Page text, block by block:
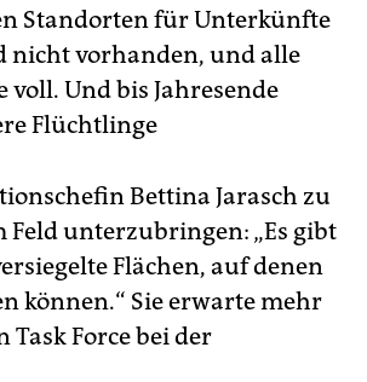
Standorten für Unterkünfte
nicht vorhanden, und alle
Und bis Jahresende
Flüchtlinge
Bettina Jarasch zu
unterzubringen: „Es gibt
Flächen, auf denen
können.“ Sie erwarte mehr
Force bei der